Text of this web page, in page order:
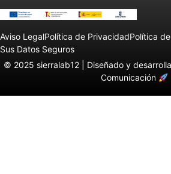
Aviso LegalPolítica de PrivacidadPolítica
Sus Datos Seguros
© 2025 sierralab12 | Diseñado y
Comunicación